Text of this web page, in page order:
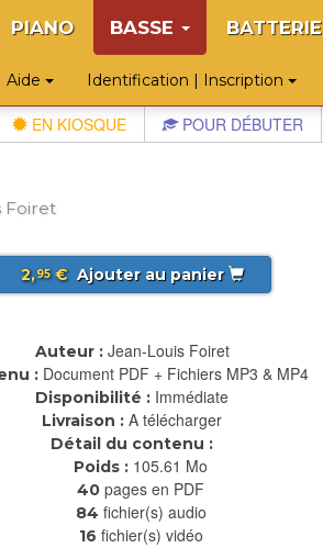
PIANO BASSE BATTERIE
Aide Identification | Inscription
EN KIOSQUE POUR DÉBUTER
Foiret
2,95€ Ajouter au panier
Auteur : Jean-Louis Foiret
: Document PDF + Fichiers MP3 & MP4
Disponibilité : Immédiate
Livraison : A télécharger
Détail du contenu :
Poids : 105.61 Mo
40 pages en PDF
84 fichier(s) audio
16 fichier(s) vidéo